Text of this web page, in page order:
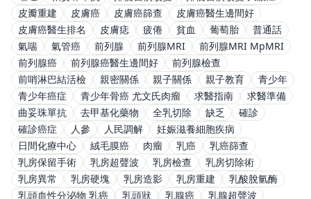
皮瓣重建
皮膚癌 皮膚癌篩查
皮膚癌醫生邊間好
皮膚癌醫生排名
皮膚痣 疲倦 貧血 葡萄胎
普通話
氣喘
氣管癌 前列腺 前列腺MRI
前列腺MRI MpMRI
前列腺癌
前列腺癌醫生邊間好
前列腺檢查
前哨淋巴結活檢
親密關係 親子關係 親子教育
青少年
青少年癌症
青少年骨癌 尤文氏肉瘤 求醫指南
求醫準備
曲妥珠單抗
去甲基化藥物 全乳切除 缺乏
確診
確診癌症
人參 人民調解
妊娠滋養細胞疾病
日間化療中心
絨毛膜癌 肉瘤 乳癌
乳癌篩查
乳房保留手術
乳房超聲波 乳房檢查
乳房切除術
乳房異常
乳房硬塊 乳房造影 乳房重建
乳酸脫氫酶
乳頭血性分泌物 乳癌
乳頭狀 乳腺癌
乳腺超聲波